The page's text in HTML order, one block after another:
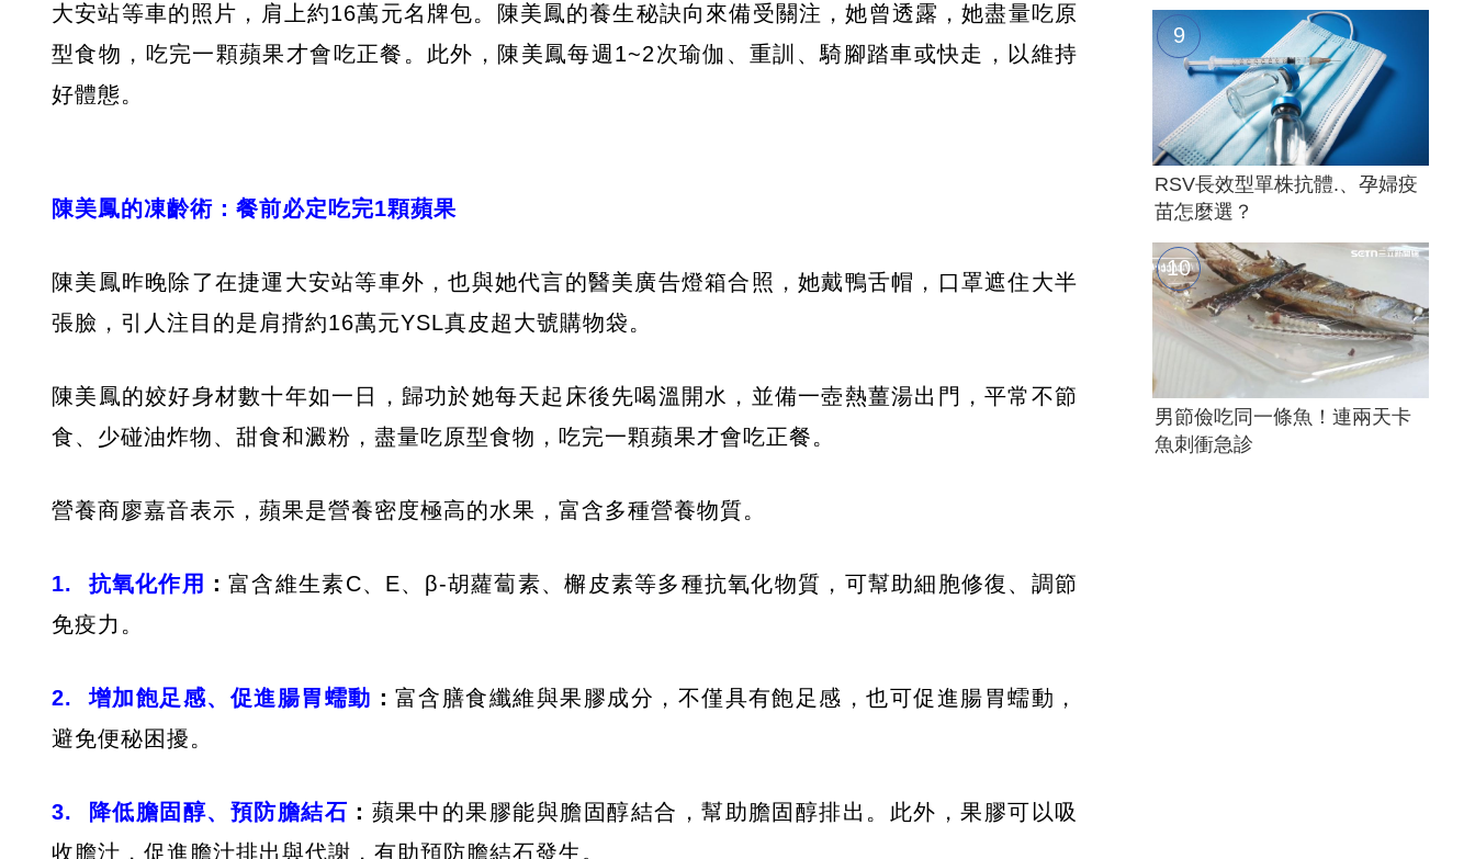
大安站等車的照片，肩上約16萬元名牌包。陳美鳳的養生秘訣向來備受關注，她曾透露，她盡量吃原
型食物，吃完一顆蘋果才會吃正餐。此外，陳美鳳每週1~2次瑜伽、重訓、騎腳踏車或快走，以維持
好體態。
陳美鳳的凍齡術：餐前必定吃完1顆蘋果
陳美鳳昨晚除了在捷運大安站等車外，也與她代言的醫美廣告燈箱合照，她戴鴨舌帽，口罩遮住大半
張臉，引人注目的是肩揹約16萬元YSL真皮超大號購物袋。
陳美鳳的姣好身材數十年如一日，歸功於她每天起床後先喝溫開水，並備一壺熱薑湯出門，平常不節
食、少碰油炸物、甜食和澱粉，盡量吃原型食物，吃完一顆蘋果才會吃正餐。
營養商廖嘉音表示，蘋果是營養密度極高的水果，富含多種營養物質。
1. 抗氧化作用 ：富含維生素C、E、β-胡蘿蔔素、檞皮素等多種抗氧化物質，可幫助細胞修復、調節
免疫力。
2.增加飽足感、促進腸胃蠕動 ： 富含膳食纖維與果膠成分，不僅具有飽足感，也可促進腸胃蠕動，
避免便秘困擾。
3. 降低膽固醇、預防膽結石 ： 蘋果中的果膠能與膽固醇結合，幫助膽固醇排出。此外，果膠可以吸
收膽汁，促進膽汁排出與代謝，有助預防膽結石發生。
RSV長效型單株抗體.、孕婦疫
苗怎麼選？
男節儉吃同一條魚！連兩天卡
魚刺衝急診